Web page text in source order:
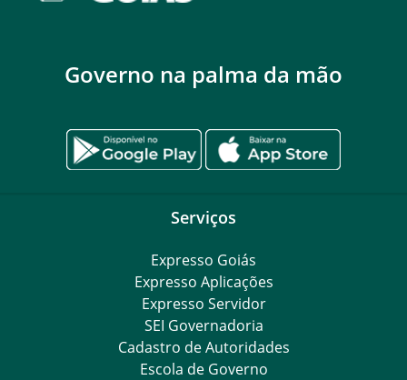
Governo na palma da mão
Serviços
Expresso Goiás
Expresso Aplicações
Expresso Servidor
SEI Governadoria
Cadastro de Autoridades
Escola de Governo